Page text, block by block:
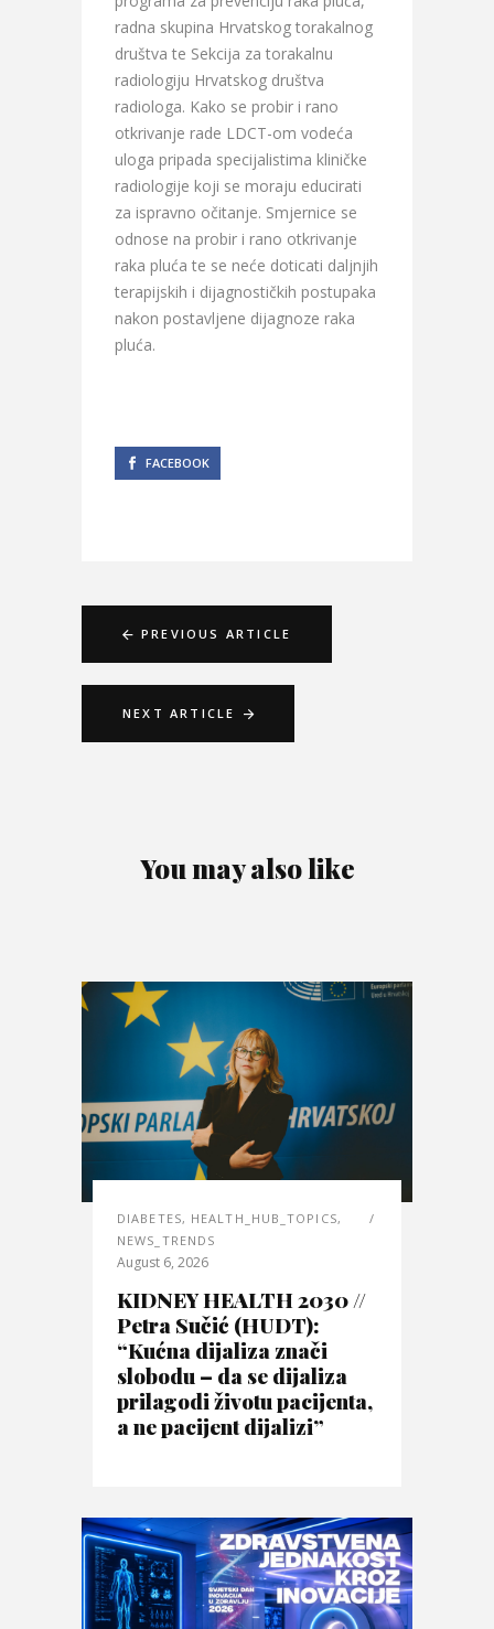
radna skupina Hrvatskog torakalnog
društva te Sekcija za torakalnu
radiologiju Hrvatskog društva
radiologa. Kako se probir i rano
otkrivanje rade LDCT-om vodeća
uloga pripada specijalistima kliničke
radiologije koji se moraju educirati
za ispravno očitanje. Smjernice se
odnose na probir i rano otkrivanje
raka pluća te se neće doticati daljnjih
terapijskih i dijagnostičkih postupaka
nakon postavljene dijagnoze raka
pluća.
FACEBOOK
PREVIOUS ARTICLE
NEXT ARTICLE
You may also like
DIABETES, HEALTH_HUB_TOPICS,
NEWS_TRENDS
August 6, 2026
KIDNEY HEALTH 2030 //
Petra Sučić (HUDT):
“Kućna dijaliza znači
slobodu – da se dijaliza
prilagodi životu pacijenta,
a ne pacijent dijalizi”